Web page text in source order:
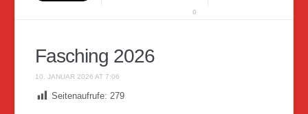
0
Fasching 2026
10. JANUAR 2026 AT 7:06
Seitenaufrufe: 279